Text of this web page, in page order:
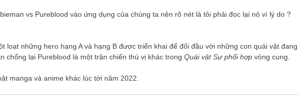
vs Pureblood vào ứng dụng của chúng ta nên rõ nét là tôi phải đọc lại nó vì lý do ?
loạt những hero hạng A và hạng B được triển khai để đối đầu với những con quái vật đang
chống lại Pureblood là một trận chiến thú vị khác trong Quái vật Sự phối hợp vòng cung.
manga và anime khác lúc tới năm 2022.